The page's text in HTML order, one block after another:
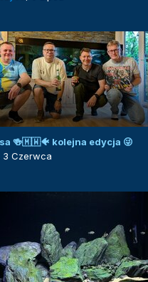
🍻🇲🇼🐠 kolejna edycja 😜
3 Czerwca